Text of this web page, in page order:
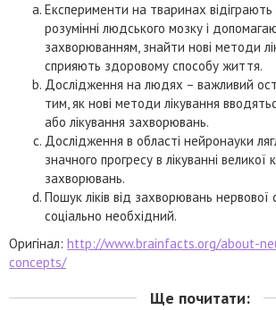
Експерименти на тваринах
розумінні людського мозку і
захворюванням, знайти нові методи
сприяють здоровому способу життя.
Дослідження на людях – важливий
тим, як нові методи лікування
або лікування захворювань.
Дослідження в області нейронауки
значного прогресу в лікуванні великої
захворювань.
Пошук ліків від захворювань нервової
соціально необхідний.
Оригінал: http://www.brainfacts.org/about-
concepts/
Ще почитати: